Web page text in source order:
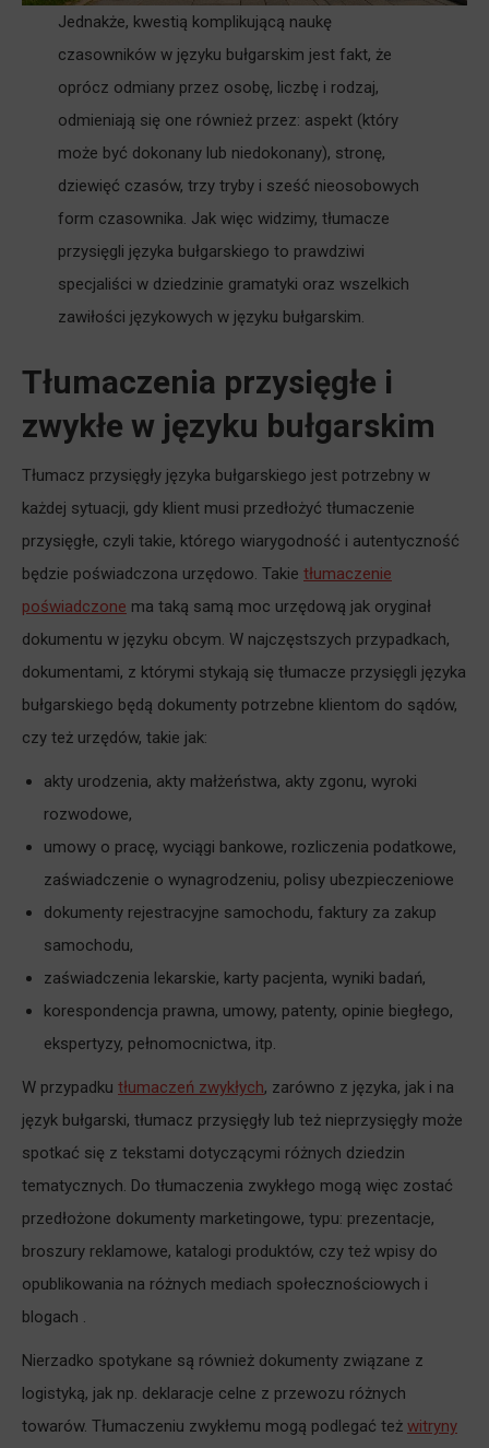
Jednakże, kwestią komplikującą naukę
czasowników w języku bułgarskim jest fakt, że
oprócz odmiany przez osobę, liczbę i rodzaj,
odmieniają się one również przez: aspekt (który
może być dokonany lub niedokonany), stronę,
dziewięć czasów, trzy tryby i sześć nieosobowych
form czasownika. Jak więc widzimy, tłumacze
przysięgli języka bułgarskiego to prawdziwi
specjaliści w dziedzinie gramatyki oraz wszelkich
zawiłości językowych w języku bułgarskim.
Tłumaczenia przysięgłe i
zwykłe w języku bułgarskim
Tłumacz przysięgły języka bułgarskiego jest potrzebny w
każdej sytuacji, gdy klient musi przedłożyć tłumaczenie
przysięgłe, czyli takie, którego wiarygodność i autentyczność
będzie poświadczona urzędowo. Takie tłumaczenie
poświadczone ma taką samą moc urzędową jak oryginał
dokumentu w języku obcym. W najczęstszych przypadkach,
dokumentami, z którymi stykają się tłumacze przysięgli języka
bułgarskiego będą dokumenty potrzebne klientom do sądów,
czy też urzędów, takie jak:
akty urodzenia, akty małżeństwa, akty zgonu, wyroki
rozwodowe,
umowy o pracę, wyciągi bankowe, rozliczenia podatkowe,
zaświadczenie o wynagrodzeniu, polisy ubezpieczeniowe
dokumenty rejestracyjne samochodu, faktury za zakup
samochodu,
zaświadczenia lekarskie, karty pacjenta, wyniki badań,
korespondencja prawna, umowy, patenty, opinie biegłego,
ekspertyzy, pełnomocnictwa, itp.
W przypadku tłumaczeń zwykłych, zarówno z języka, jak i na
język bułgarski, tłumacz przysięgły lub też nieprzysięgły może
spotkać się z tekstami dotyczącymi różnych dziedzin
tematycznych. Do tłumaczenia zwykłego mogą więc zostać
przedłożone dokumenty marketingowe, typu: prezentacje,
broszury reklamowe, katalogi produktów, czy też wpisy do
opublikowania na różnych mediach społecznościowych i
blogach .
Nierzadko spotykane są również dokumenty związane z
logistyką, jak np. deklaracje celne z przewozu różnych
towarów. Tłumaczeniu zwykłemu mogą podlegać też witryny